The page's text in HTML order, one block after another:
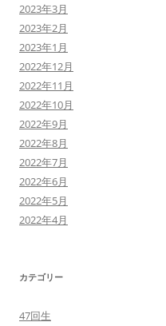
2023年3月
2023年2月
2023年1月
2022年12月
2022年11月
2022年10月
2022年9月
2022年8月
2022年7月
2022年6月
2022年5月
2022年4月
カテゴリー
47回生